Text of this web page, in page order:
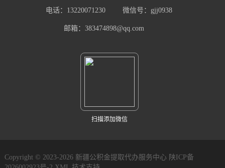
电话：13220071230 微信号：gjj0938
邮箱：383474898@qq.com
扫描添加微信
Copyright © 2023-2026 新疆公积金提取代办服务中心 陕ICP备